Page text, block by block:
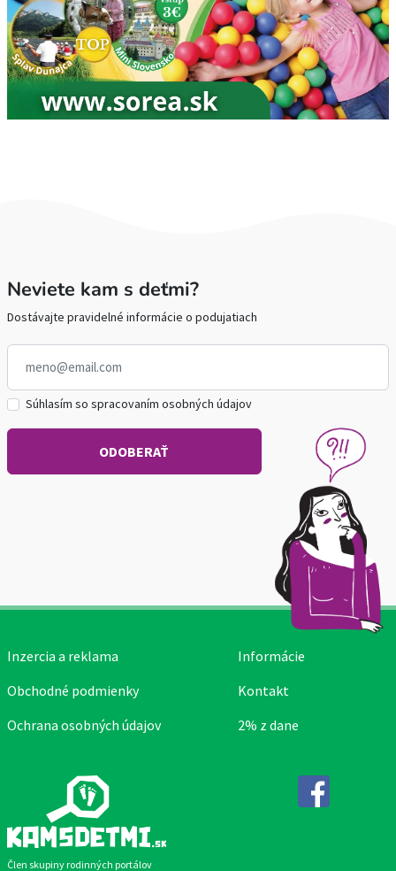
Neviete kam s deťmi?
Dostávajte pravidelné informácie o podujatiach
Súhlasím so spracovaním osobných údajov
Člen skupiny rodinných portálov
Inzercia a reklama
Obchodné podmienky
Ochrana osobných údajov
Informácie
Kontakt
2% z dane